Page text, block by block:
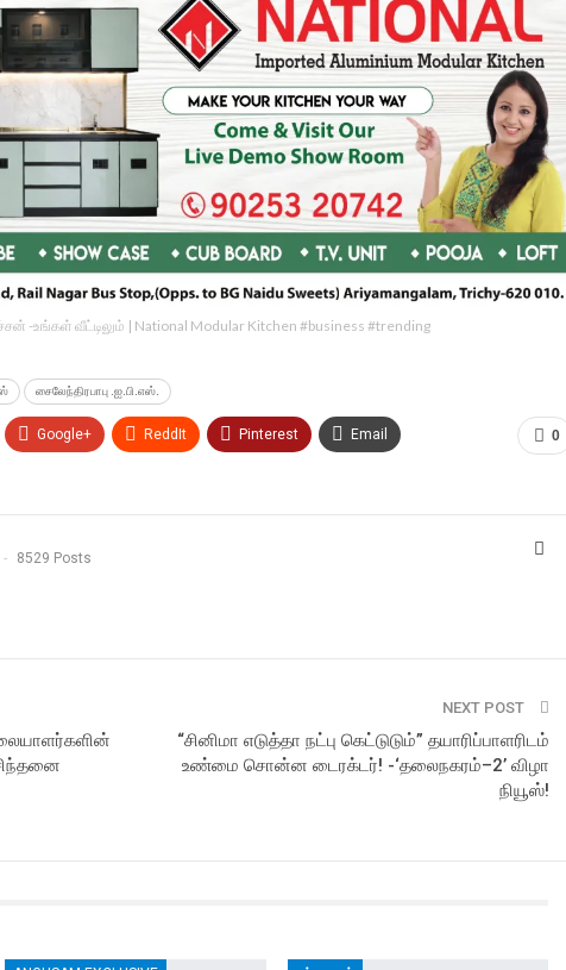
-உங்கள் வீட்டிலும் | National Modular Kitchen #business #trending
சைலேந்திரபாபு .ஐ.பி.எஸ்.
0
Google+ ReddIt Pinterest Email
8529 Posts
NEXT POST
“சினிமா எடுத்தா நட்பு கெட்டுடும்” தயாரிப்பாளரிடம்
உண்மை சொன்ன டைரக்டர்! -‘தலைநகரம்–2’ விழா
நியூஸ்!